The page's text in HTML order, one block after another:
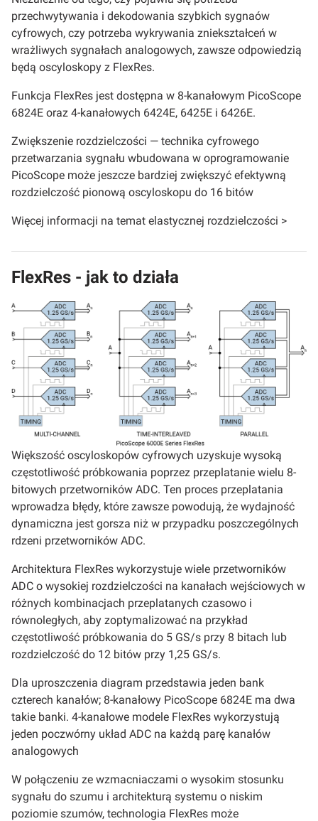
przechwytywania i dekodowania szybkich sygnaów
cyfrowych, czy potrzeba wykrywania zniekształceń w
wrażliwych sygnałach analogowych, zawsze odpowiedzią
będą oscyloskopy z FlexRes.
Funkcja FlexRes jest dostępna w 8-kanałowym PicoScope
6824E oraz 4-kanałowych 6424E, 6425E i 6426E.
Zwiększenie rozdzielczości — technika cyfrowego
przetwarzania sygnału wbudowana w oprogramowanie
PicoScope może jeszcze bardziej zwiększyć efektywną
rozdzielczość pionową oscyloskopu do 16 bitów
Więcej informacji na temat elastycznej rozdzielczości >
FlexRes - jak to działa
Większość oscyloskopów cyfrowych uzyskuje wysoką
częstotliwość próbkowania poprzez przeplatanie wielu 8-
bitowych przetworników ADC. Ten proces przeplatania
wprowadza błędy, które zawsze powodują, że wydajność
dynamiczna jest gorsza niż w przypadku poszczególnych
rdzeni przetworników ADC.
Architektura FlexRes wykorzystuje wiele przetworników
ADC o wysokiej rozdzielczości na kanałach wejściowych w
różnych kombinacjach przeplatanych czasowo i
równoległych, aby zoptymalizować na przykład
częstotliwość próbkowania do 5 GS/s przy 8 bitach lub
rozdzielczość do 12 bitów przy 1,25 GS/s.
Dla uproszczenia diagram przedstawia jeden bank
czterech kanałów; 8-kanałowy PicoScope 6824E ma dwa
takie banki. 4-kanałowe modele FlexRes wykorzystują
jeden poczwórny układ ADC na każdą parę kanałów
analogowych
W połączeniu ze wzmacniaczami o wysokim stosunku
sygnału do szumu i architekturą systemu o niskim
poziomie szumów, technologia FlexRes może